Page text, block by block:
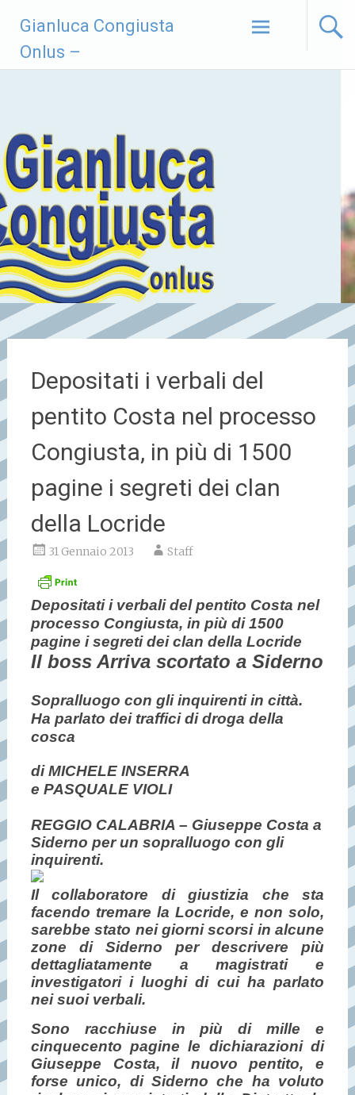
contenuto
Gianluca Congiusta
Onlus –
Depositati i verbali del
pentito Costa nel processo
Congiusta, in più di 1500
pagine i segreti dei clan
della Locride
31 Gennaio 2013 Staff
Depositati i verbali del pentito Costa nel
processo Congiusta, in più di 1500
pagine i segreti dei clan della Locride
Il boss Arriva scortato a Siderno
Sopralluogo con gli inquirenti in città.
Ha parlato dei traffici di droga della
cosca
di MICHELE INSERRA
e PASQUALE VIOLI
REGGIO CALABRIA – Giuseppe Costa a
Siderno per un sopralluogo con gli
inquirenti.
Il collaboratore di giustizia che sta
facendo tremare la Locride, e non solo,
sarebbe stato nei giorni scorsi in alcune
zone di Siderno per descrivere più
dettagliatamente a magistrati e
investigatori i luoghi di cui ha parlato
nei suoi verbali.
Sono racchiuse in più di mille e
cinquecento pagine le dichiarazioni di
Giuseppe Costa, il nuovo pentito, e
forse unico, di Siderno che ha voluto